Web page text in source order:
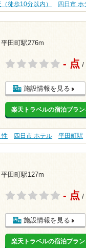
徒歩10分以内） 四日市 ホ
平田町駅276m
- 点 /
施設情報を見る
楽天トラベルの宿泊プラン
性 四日市 ホテル 平田町駅
平田町駅127m
- 点 /
施設情報を見る
楽天トラベルの宿泊プラン